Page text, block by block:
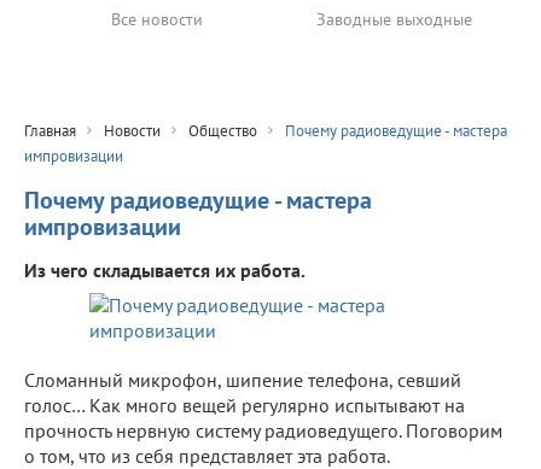
Все новости Заводные выходные
Главная Новости Общество
Почему радиоведущие - мастера
импровизации
Почему радиоведущие - мастера
импровизации
Из чего складывается их работа.
Сломанный микрофон, шипение телефона, севший
голос… Как много вещей регулярно испытывают на
прочность нервную систему радиоведущего. Поговорим
о том, что из себя представляет эта работа.